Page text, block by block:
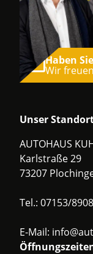
Haben
Wir
Unser
AUTOHAUS
Karlstraße 29
73207
Tel.: 07153/
E-Mail: